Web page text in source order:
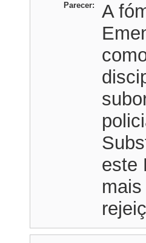
Parecer:
A
este